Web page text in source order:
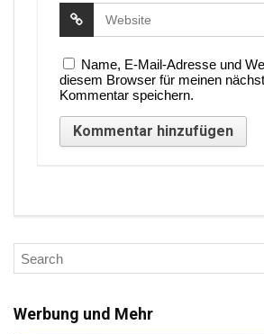
Name, E-Mail-Adresse und
diesem Browser für meinen
Kommentar speichern.
Werbung und Mehr